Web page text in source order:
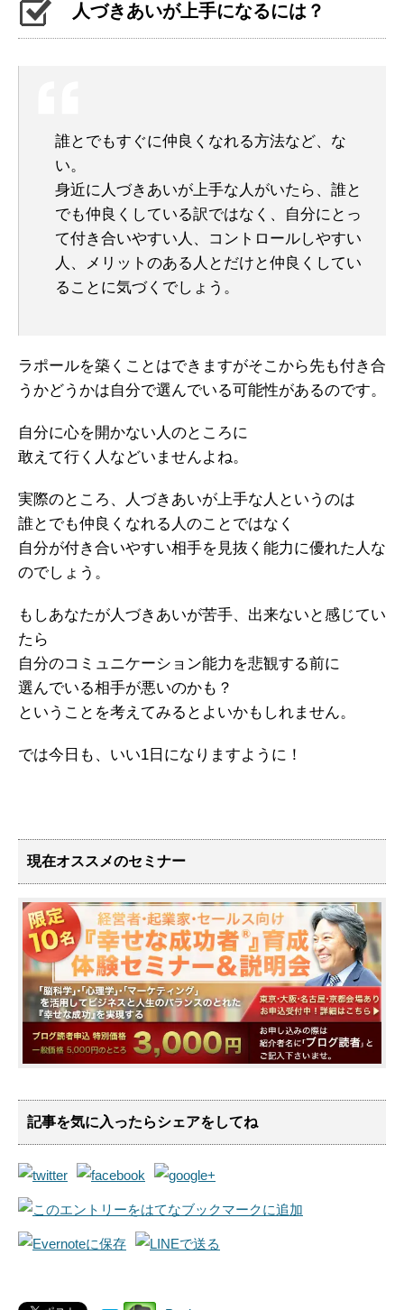
人づきあいが上手になるには？
誰とでもすぐに仲良くなれる方法など、な
い。
身近に人づきあいが上手な人がいたら、 誰と
でも仲良くしている訳ではなく、
自分にとっ
て付き合いやすい人、
コントロールしやすい
人、メリットのある人とだけと仲良くしてい
ることに気づくでしょう。
ラポールを築くことはできますがそこから先も付き合
うかどうかは自分で選んでいる可能性があるのです。
自分に心を開かない人のところに
敢えて行く人などいませんよね。
実際のところ、人づきあいが上手な人というのは
誰とでも仲良くなれる人のことではなく
自分が付き合いやすい相手を見抜く能力に優れた人な
のでしょう。
もしあなたが人づきあいが苦手、出来ないと感じてい
たら
自分のコミュニケーション能力を悲観する前に
選んでいる相手が悪いのかも？
ということを考えてみるとよいかもしれません。
では今日も、いい1日になりますように！
現在オススメのセミナー
記事を気に入ったらシェアをしてね